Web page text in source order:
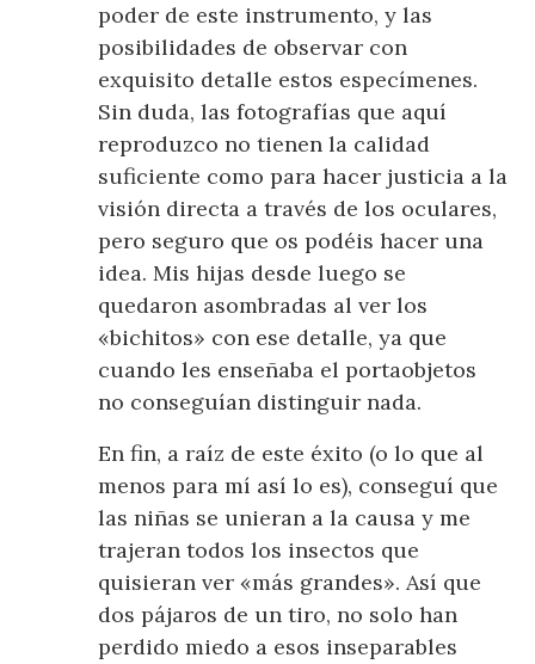
poder de este instrumento, y las
posibilidades de observar con
exquisito detalle estos especímenes.
Sin duda, las fotografías que aquí
reproduzco no tienen la calidad
suficiente como para hacer justicia a la
visión directa a través de los oculares,
pero seguro que os podéis hacer una
idea. Mis hijas desde luego se
quedaron asombradas al ver los
«bichitos» con ese detalle, ya que
cuando les enseñaba el portaobjetos
no conseguían distinguir nada.
En fin, a raíz de este éxito (o lo que al
menos para mí así lo es), conseguí que
las niñas se unieran a la causa y me
trajeran todos los insectos que
quisieran ver «más grandes». Así que
dos pájaros de un tiro, no solo han
perdido miedo a esos inseparables